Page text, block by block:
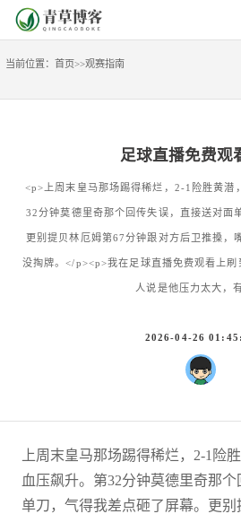
当前位置： 首页>>观赛指南
足球直播免费观
<p>上周末皇马那场踢得稀烂，2-1险胜黄潜
32分钟莫德里奇那个回传失误，直接送对面
更别提贝林厄姆第67分钟跟对方后卫推搡，
没掏牌。</p><p>我在足球直播免费观看上
人说是他压力太大，
2026-04-26
上周末皇马那场踢得稀烂，2-1险
血压飙升。第32分钟莫德里奇那
单刀，气得我差点砸了屏幕。更